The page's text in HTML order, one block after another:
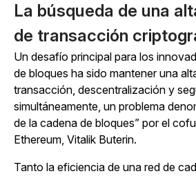
La búsqueda de una
de transacción
Un desafío principal para los
de bloques ha sido mantener una
transacción, descentralización y
simultáneamente, un problema
de la cadena de bloques” por el
Ethereum, Vitalik Buterin.
Tanto la eficiencia de una red de